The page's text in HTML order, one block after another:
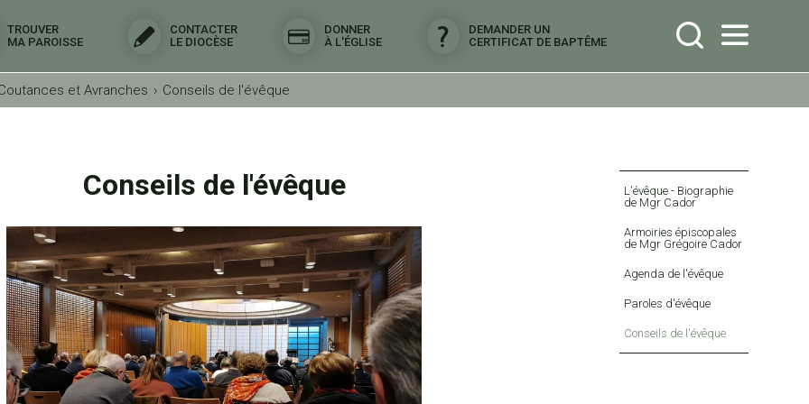
TROUVER
MA PAROISSE
CONTACTER
LE DIOCÈSE
DONNER
À L'ÉGLISE
DEMANDER UN
CERTIFICAT DE BAPTÊME
et Avranches › Conseils de l'évêque
L'évêque - Biographie
de Mgr Cador
Armoiries épiscopales
de Mgr Grégoire Cador
Agenda de l'évêque
Paroles d'évêque
Conseils de l'évêque
Conseils de l'évêque